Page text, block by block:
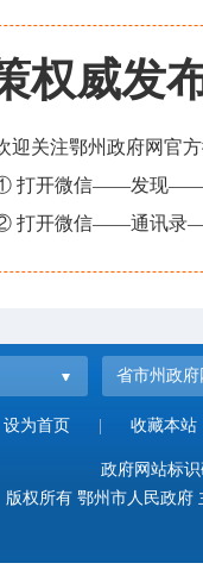
权威发
迎关注鄂州政府网官
打开微信——发现——
打开微信——通讯录
省市州政府
设为首页 收藏本站
政府网站标
版权所有 鄂州市人民政府